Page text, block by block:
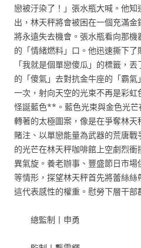
戀被汙染了！」張水瓶大喊。他
出，林天秤將會被困在一個充滿
將永遠失去機會。張水瓶看向那
的「情緒燃料」口。他迅速撕下
「我就是個單戀傻瓜」的標籤，
的「傻氣」去對抗金牛座的「霸
一次，射向天空的光束不再是彩
怪誕藍色**。藍色光束與金色光
轉著的太極圖案，像是在爭奪林
賭注、以單戀能量為武器的荒唐
的光芒在林天秤咖啡館上空劇烈
異氣旋。養老辦事、豐盛節日市
等情形，探望林天秤首先將蕾絲絲
這代表感性的權重。慰勞下層干部
總監制丨申勇